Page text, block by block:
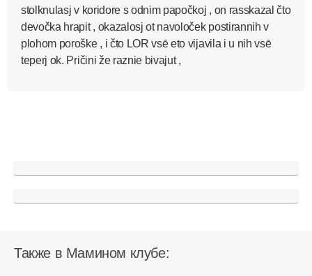
stolknulasj v koridore s odnim papočkoj , on rasskazal čto
devočka hrapit , okazalosj ot navoloček postirannih v
plohom poroške , i čto LOR vsē eto vijavila i u nih vsē
teperj ok. Pričini že raznie bivajut ,
Также в Мамином клубе: